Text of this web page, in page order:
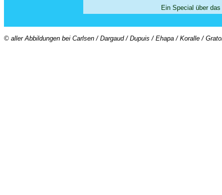
Ein Special über das
© aller Abbildungen bei Carlsen / Dargaud / Dupuis / Ehapa / Koralle /